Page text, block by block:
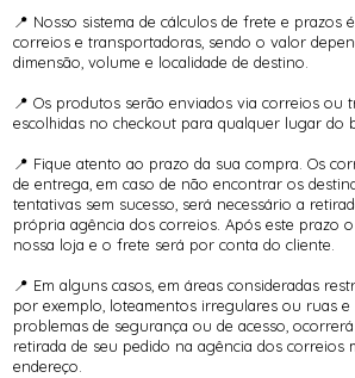
📍 Nosso sistema de cálculos de frete e prazos
correios e transportadoras, sendo o valor
dimensão, volume e localidade de destino.
📍 Os produtos serão enviados via correios ou
escolhidas no checkout para qualquer lugar do
📍 Fique atento ao prazo da sua compra. Os
de entrega, em caso de não encontrar os
tentativas sem sucesso, será necessário a
própria agência dos correios. Após este prazo
nossa loja e o frete será por conta do cliente.
📍 Em alguns casos, em áreas consideradas
por exemplo, loteamentos irregulares ou ruas
problemas de segurança ou de acesso,
retirada de seu pedido na agência dos correios
endereço.